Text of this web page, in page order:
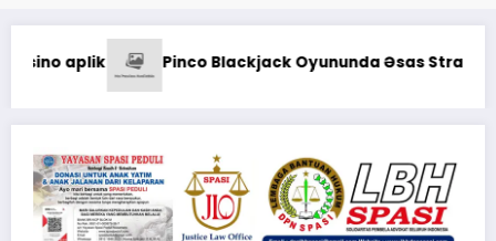
Əsas Strategiyalar: Şans və Bacarıq Balansı – BetAz
Kodaeral XII Gelar Ziarah